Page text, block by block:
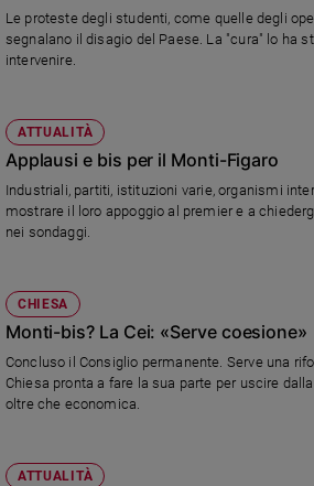
Le proteste degli studenti, come quelle degli
segnalano il disagio del Paese. La "cura" lo ha
intervenire.
ATTUALITÀ
Applausi e bis per il Monti-Figaro
Industriali, partiti, istituzioni varie, organismi
mostrare il loro appoggio al premier e a
nei sondaggi.
CHIESA
Monti-bis? La Cei: «Serve coesione»
Concluso il Consiglio permanente. Serve una
Chiesa pronta a fare la sua parte per uscire dalla crisi che è etica e sociale
oltre che economica.
ATTUALITÀ